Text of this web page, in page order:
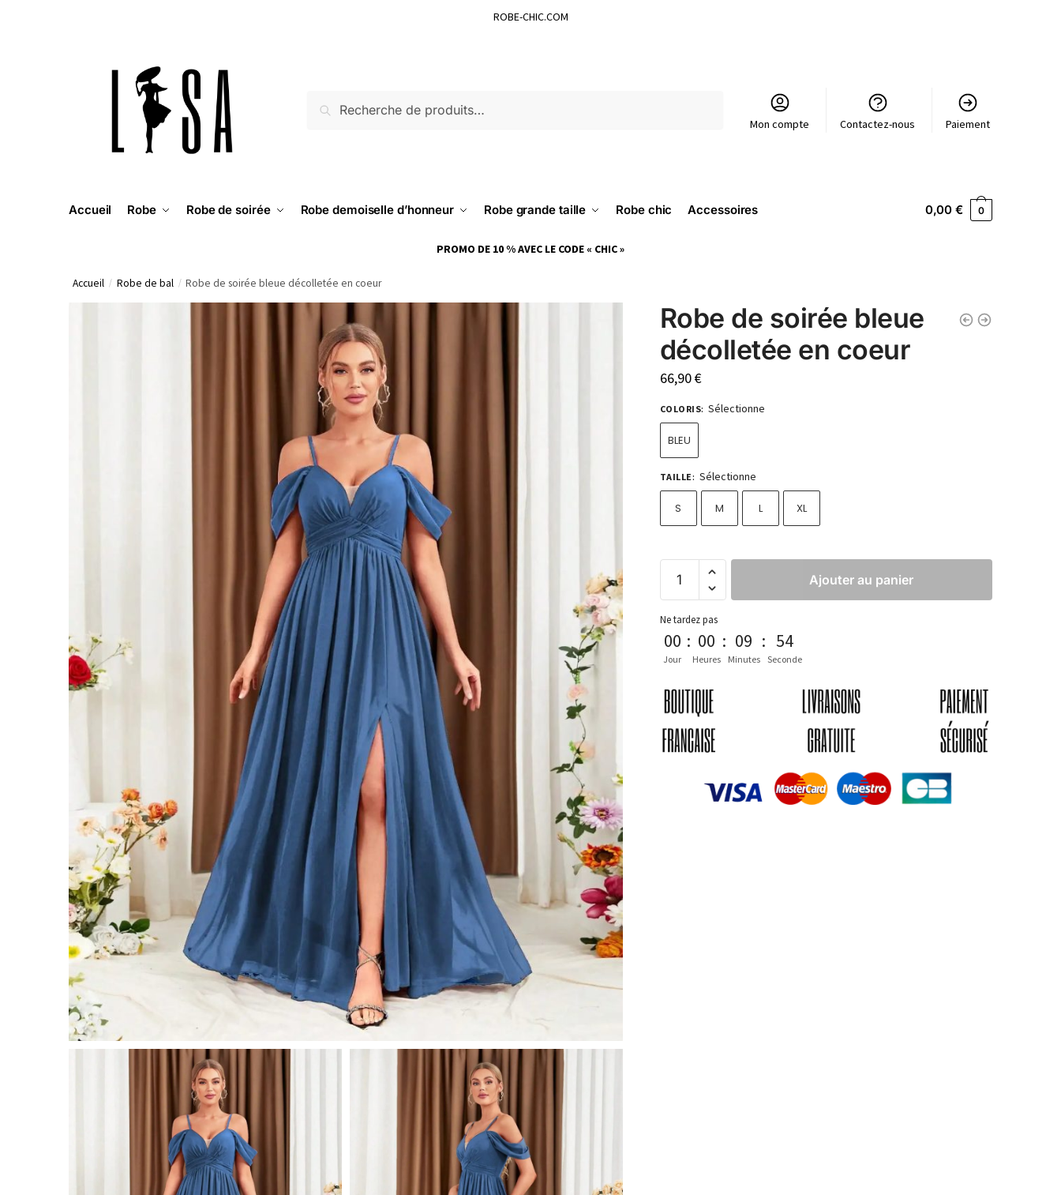
ROBE-CHIC.COM
RECHERCHE
Mon compte Contactez-nous Paiement
Accueil Robe Robe de soirée Robe demoiselle d’honneur Robe grande taille Robe chic Accessoires 0,00€ 0
PROMO DE 10 % AVEC LE CODE « CHIC »
Accueil / Robe de bal / Robe de soirée bleue décolletée en coeur
Robe de soirée bleue
décolletée en coeur
66,90€
COLORIS: Sélectionne
BLEU
TAILLE: Sélectionne
S M L XL
Ajouter au panier
Ne tardez pas
00
Jour
: 00
Heures
: 09
Minutes
: 53
Seconde